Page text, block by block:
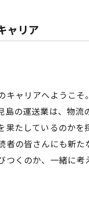
ャリア
キャリアへようこ
島の運送業は、物
果たしているのか
者の皆さんにも新
つくのか、一緒に